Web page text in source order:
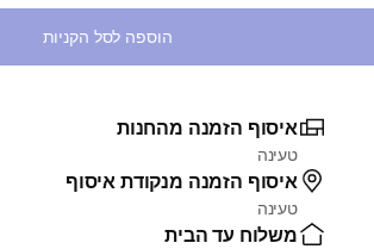
הוספה לסל הקניות
איסוף הזמנה מהחנות
טעינה
איסוף הזמנה מנקודת איסוף
טעינה
משלוח עד הבית